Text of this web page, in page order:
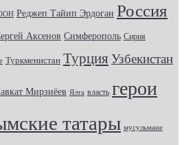
Реджеп Тайип Эрдоган Россия
Аксенов Симферополь Сирия
Туркменистан Турция Узбекистан
Мирзиёев Ялта власть герои
татары мусульмане